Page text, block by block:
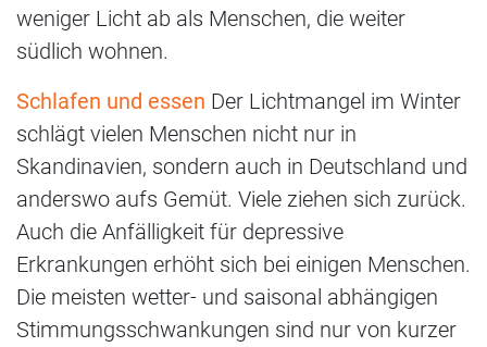
weniger Licht ab als Menschen, die weiter
südlich wohnen.
Schlafen und essen Der Lichtmangel im Winter
schlägt vielen Menschen nicht nur in
Skandinavien, sondern auch in Deutschland und
anderswo aufs Gemüt. Viele ziehen sich zurück.
Auch die Anfälligkeit für depressive
Erkrankungen erhöht sich bei einigen Menschen.
Die meisten wetter- und saisonal abhängigen
Stimmungsschwankungen sind nur von kurzer